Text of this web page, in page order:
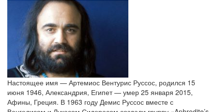
Настоящее имя — Артемиос Вентурис Руссос, родился 15
июня 1946, Александрия, Египет — умер 25 января 2015,
Афины, Греция. В 1963 году Демис Руссос вместе с